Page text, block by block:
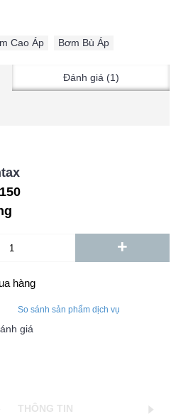
Cao Áp Bơm Bù Áp
Đánh giá (1)
+
hàng
So sánh sản phẩm dịch vụ
giá
THÔNG TIN